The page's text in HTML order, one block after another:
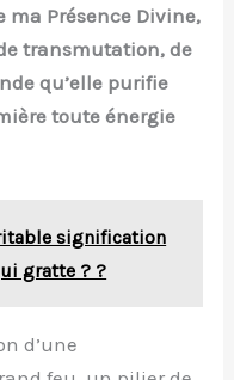
ma Présence Divine,
transmutation, de
qu’elle purifie
toute énergie
signification
gratte ? ?
d’une